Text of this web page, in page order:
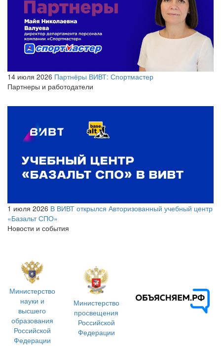
14 июля 2026 Партнёры ВИВТ: Спортмастер
Партнеры и работодатели
1 июля 2026 В ВИВТ открылся Авторизованный учебный центр
«Базальт СПО»
Новости и события
Министерство
науки и
высшего
образования
Российской
Федерации
Министерство
просвещения
Российской
Федерации